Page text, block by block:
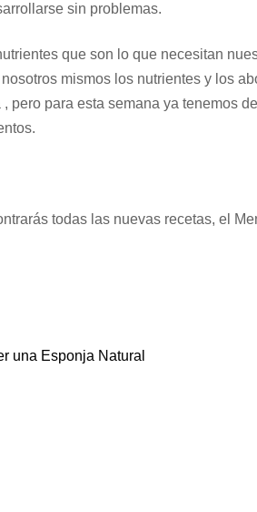
sin problemas.
que son lo que necesitan
mismos los nutrientes y los
pero para esta semana ya tenemos
todas las nuevas recetas, el
una Esponja Natural